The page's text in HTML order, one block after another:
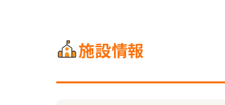
施設情報